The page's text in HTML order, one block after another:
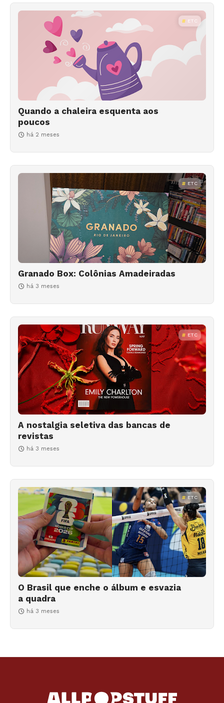
ETC
Quando a chaleira esquenta aos
poucos
há 2 meses
ETC
Granado Box: Colônias Amadeiradas
há 3 meses
ETC
A nostalgia seletiva das bancas de
revistas
há 3 meses
ETC
O Brasil que enche o álbum e esvazia
a quadra
há 3 meses